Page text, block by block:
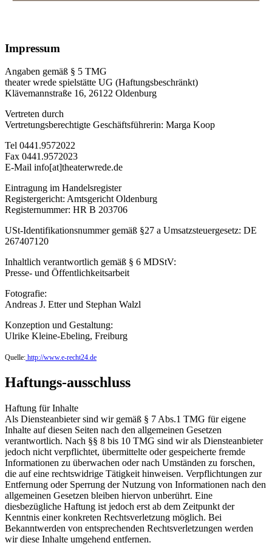
Impressum
Angaben gemäß § 5 TMG
theater wrede spielstätte UG (Haftungsbeschränkt)
Klävemannstraße 16, 26122 Oldenburg
Vertreten durch
Vertretungsberechtigte Geschäftsführerin: Marga Koop
Tel 0441.9572022
Fax 0441.9572023
E-Mail info[at]theaterwrede.de
Eintragung im Handelsregister
Registergericht: Amtsgericht Oldenburg
Registernummer: HR B 203706
USt-Identifikationsnummer gemäß §27 a Umsatzsteuergesetz: DE
267407120
Inhaltlich verantwortlich gemäß § 6 MDStV:
Presse- und Öffentlichkeitsarbeit
Fotografie:
Andreas J. Etter und Stephan Walzl
Konzeption und Gestaltung:
Ulrike Kleine-Ebeling, Freiburg
Quelle: http://www.e-recht24.de
Haftungs-ausschluss
Haftung für Inhalte
Als Diensteanbieter sind wir gemäß § 7 Abs.1 TMG für eigene
Inhalte auf diesen Seiten nach den allgemeinen Gesetzen
verantwortlich. Nach §§ 8 bis 10 TMG sind wir als Diensteanbieter
jedoch nicht verpflichtet, übermittelte oder gespeicherte fremde
Informationen zu überwachen oder nach Umständen zu forschen,
die auf eine rechtswidrige Tätigkeit hinweisen. Verpflichtungen zur
Entfernung oder Sperrung der Nutzung von Informationen nach den
allgemeinen Gesetzen bleiben hiervon unberührt. Eine
diesbezügliche Haftung ist jedoch erst ab dem Zeitpunkt der
Kenntnis einer konkreten Rechtsverletzung möglich. Bei
Bekanntwerden von entsprechenden Rechtsverletzungen werden
wir diese Inhalte umgehend entfernen.